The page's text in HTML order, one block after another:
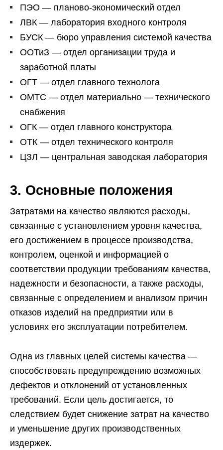
ПЭО — планово-экономический отдел
ЛВК — лаборатория входного контроля
БУСК — бюро управления системой качества
ООТиЗ — отдел организации труда и
заработной платы
ОГТ — отдел главного технолога
ОМТС — отдел материально — технического
снабжения
ОГК — отдел главного конструктора
ОТК — отдел технического контроля
ЦЗЛ — центральная заводская лаборатория
3. Основные положения
Затратами на качество являются расходы,
связанные с установлением уровня качества,
его достижением в процессе производства,
контролем, оценкой и информацией о
соответствии продукции требованиям качества,
надежности и безопасности, а также расходы,
связанные с определением и анализом причин
отказов изделий на предприятии или в
условиях его эксплуатации потребителем.
Одна из главных целей системы качества —
способствовать предупреждению возможных
дефектов и отклонений от установленных
требований. Если цель достигается, то
следствием будет снижение затрат на качество
и уменьшение других производственных
издержек.